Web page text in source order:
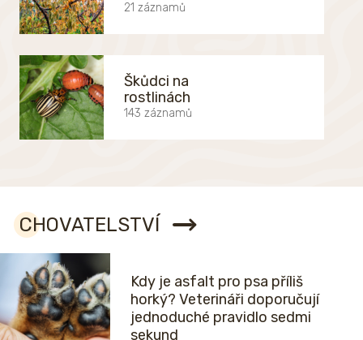
21 záznamů
Škůdci na
rostlinách
143 záznamů
CHOVATELSTVÍ
Kdy je asfalt pro psa příliš
horký? Veterináři doporučují
jednoduché pravidlo sedmi
sekund